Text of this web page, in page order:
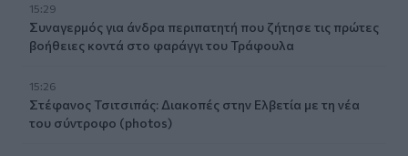
15:29
Συναγερμός για άνδρα περιπατητή που ζήτησε τις πρώτες
βοήθειες κοντά στο φαράγγι του Τράφουλα
15:26
Στέφανος Τσιτσιπάς: Διακοπές στην Ελβετία με τη νέα
του σύντροφο (photos)